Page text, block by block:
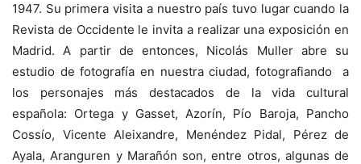
1947. Su primera visita a nuestro país tuvo lugar cuando la
Revista de Occidente le invita a realizar una exposición en
Madrid. A partir de entonces, Nicolás Muller abre su
estudio de fotografía en nuestra ciudad, fotografiando a
los personajes más destacados de la vida cultural
española: Ortega y Gasset, Azorín, Pío Baroja, Pancho
Cossío, Vicente Aleixandre, Menéndez Pidal, Pérez de
Ayala, Aranguren y Marañón son, entre otros, algunas de